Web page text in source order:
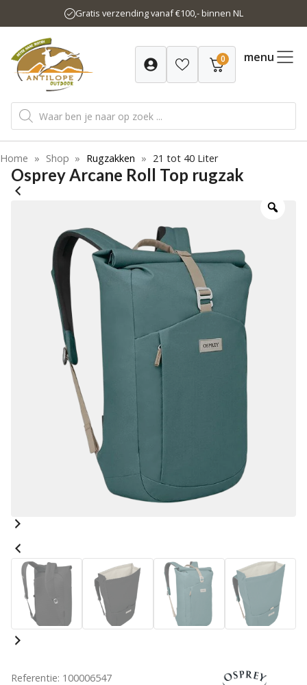
naar
inhoud
Gratis verzending vanaf €100,- binnen NL
0 menu
Producten
zoeken
Home » Shop » Rugzakken » 21 tot 40 Liter
Osprey Arcane Roll Top rugzak
Referentie: 100006547